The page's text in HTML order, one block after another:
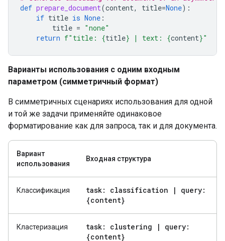
def prepare_document(content, title=None):
if title is None :
title = "none"
return f"title: {title} | text: {content}"
Варианты использования с одним входным
параметром (симметричный формат)
В симметричных сценариях использования для одной
и той же задачи применяйте одинаковое
форматирование как для запроса, так и для документа.
Вариант
использования
Входная структура
Классификация task: classification |
query:
{content}
Кластеризация task: clustering |
query:
{content}